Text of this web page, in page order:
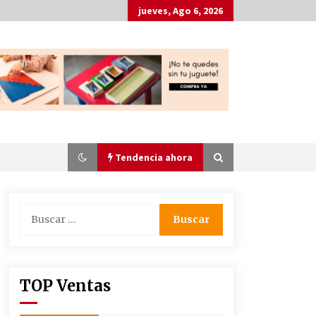
jueves, Ago 6, 2026
Tendencia ahora
Acertar con los Detalles para
TOP Ventas